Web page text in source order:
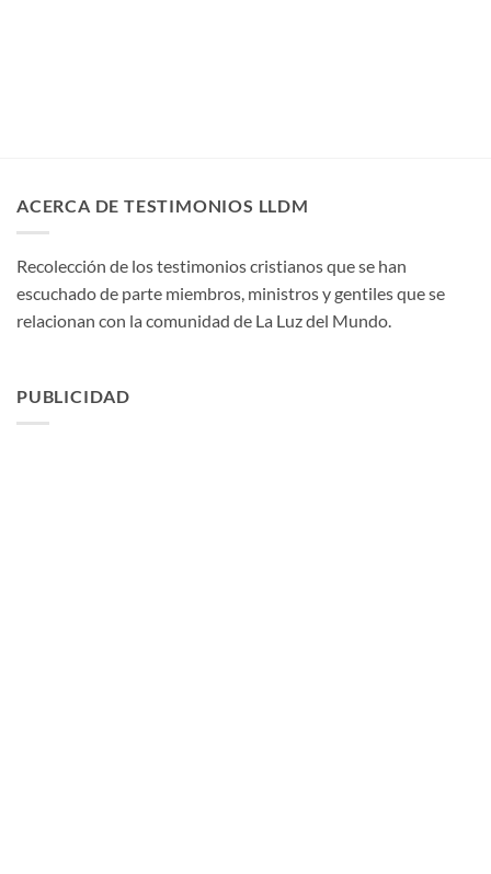
ACERCA DE TESTIMONIOS LLDM
Recolección de los testimonios cristianos que se han
escuchado de parte miembros, ministros y gentiles que se
relacionan con la comunidad de La Luz del Mundo.
PUBLICIDAD